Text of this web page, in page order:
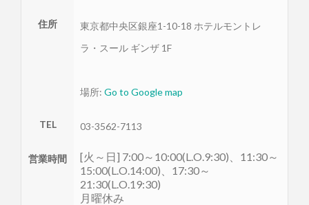
住所 東京都中央区銀座1-10-18 ホテルモントレ
ラ・スール ギンザ 1F
場所: Go to Google map
TEL 03-3562-7113
営業時間
[火～日] 7:00～10:00(L.O.9:30)、11:30～
15:00(L.O.14:00)、17:30～
21:30(L.O.19:30)
月曜休み